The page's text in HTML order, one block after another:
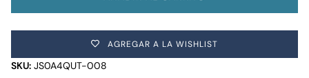
AGREGAR A LA WISHLIST
SKU: JS0A4QUT-008